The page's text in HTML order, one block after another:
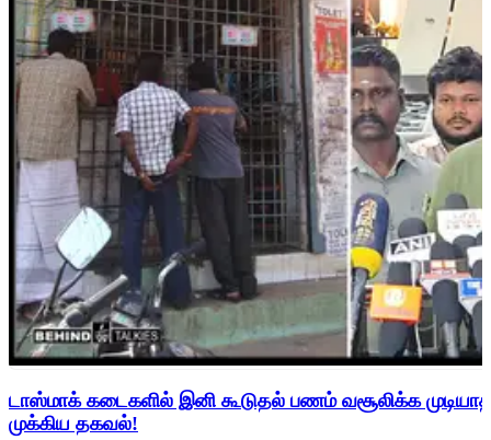
டாஸ்மாக் கடைகளில் இனி கூடுதல் பணம் வசூலிக்க
முக்கிய தகவல்!